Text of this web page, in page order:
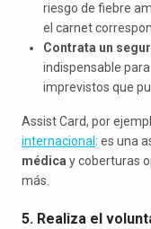
riesgo de fiebre
el carnet
Contrata un
indispensable
imprevistos que
Assist Card, por
internacional : es una
médica y coberturas
más.
5. Realiza el